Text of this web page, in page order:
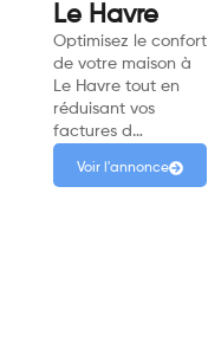
Le Havre
Optimisez le confort
de votre maison à
Le Havre tout en
réduisant vos
factures d…
Voir l'annonce